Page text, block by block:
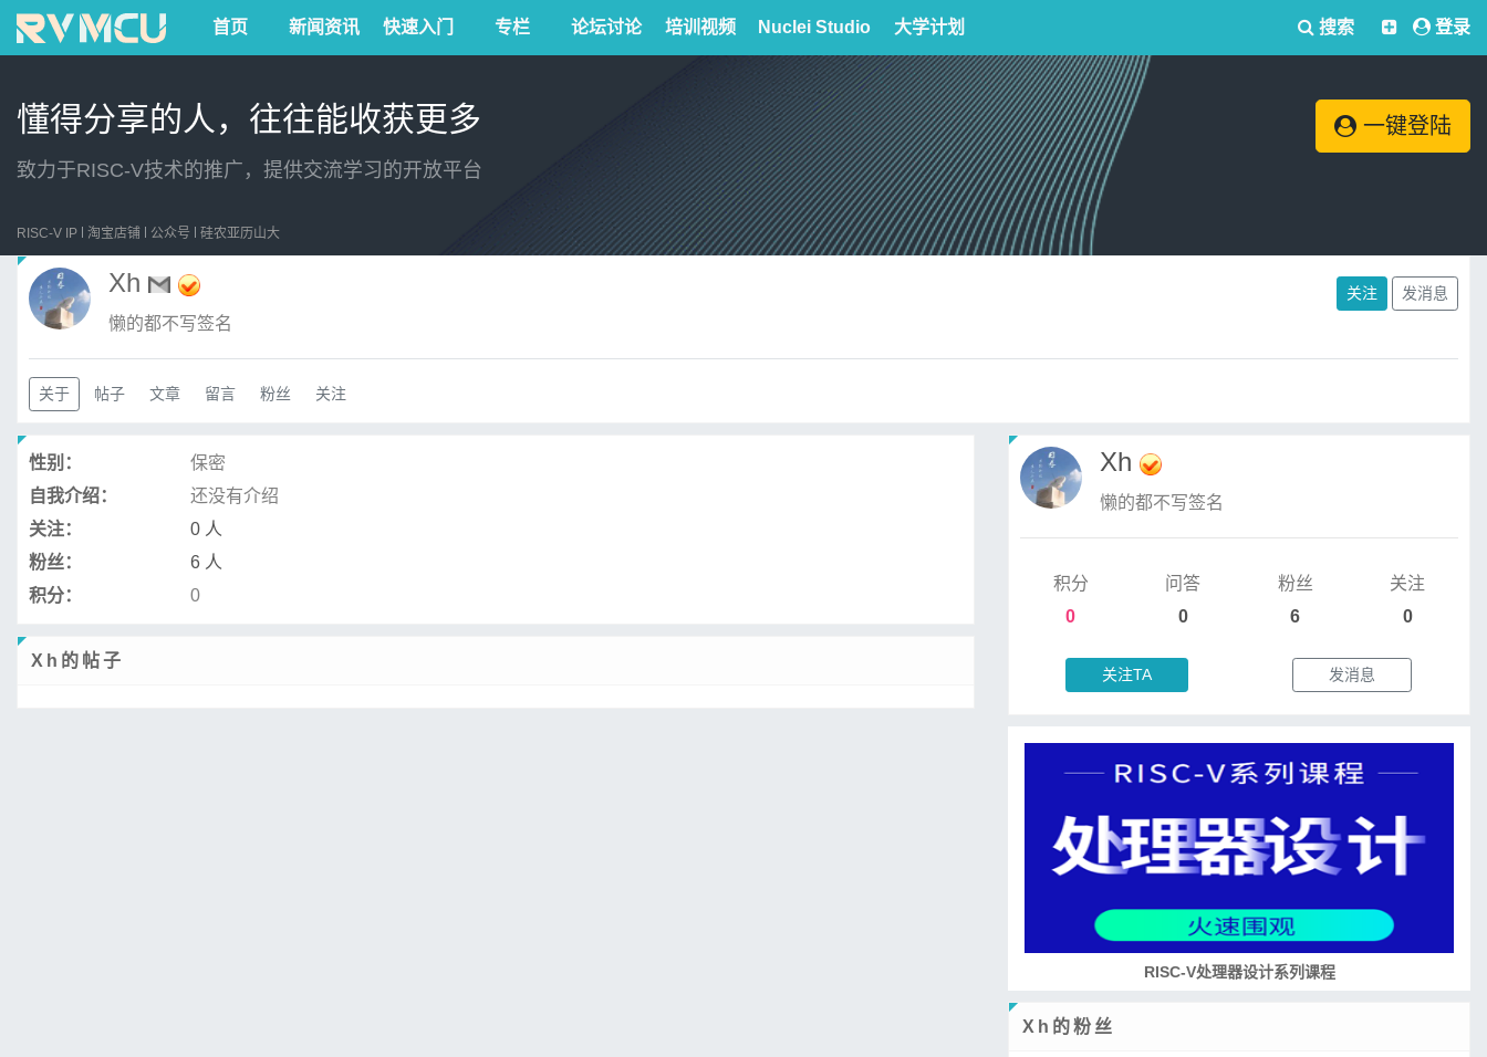
首页 新闻资讯 快速入门 专栏 论坛讨论 培训视频 Nuclei Studio 大学计划 搜索 登录
懂得分享的人，往往能收获更多
致力于RISC-V技术的推广，提供交流学习的开放平台
一键登陆
RISC-V IP 淘宝店铺 公众号 硅农亚历山大
Xh
懒的都不写签名
关注 发消息
关于 帖子 文章 留言 粉丝 关注
性别：
保密
自我介绍：
还没有介绍
关注：
0 人
粉丝：
6 人
积分：
0
Xh的帖子
Xh
懒的都不写签名
积分
0
问答
0
粉丝
6
关注
0
关注TA 发消息
RISC-V处理器设计系列课程
Xh的粉丝